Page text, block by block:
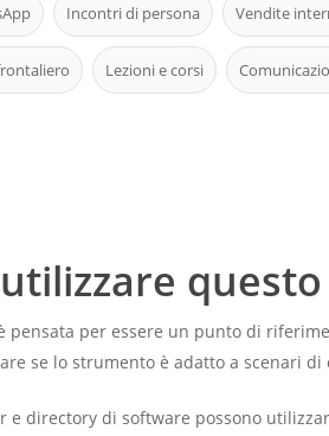
Incontri di persona Vendite
Lezioni e corsi
pensata per essere un punto di
se lo strumento è adatto a scenari
e directory di software possono